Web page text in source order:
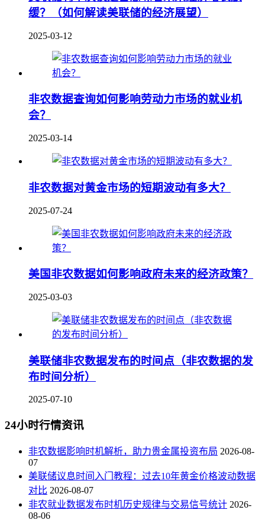
缓？（如何解读美联储的经济展望）
2025-03-12
非农数据查询如何影响劳动力市场的就业机
会？
2025-03-14
非农数据对黄金市场的短期波动有多大？
2025-07-24
美国非农数据如何影响政府未来的经济政策？
2025-03-03
美联储非农数据发布的时间点（非农数据的发
布时间分析）
2025-07-10
24小时行情资讯
非农数据影响时机解析，助力贵金属投资布局 2026-08-
07
美联储议息时间入门教程：过去10年黄金价格波动数据
对比 2026-08-07
非农就业数据发布时机历史规律与交易信号统计 2026-
08-06